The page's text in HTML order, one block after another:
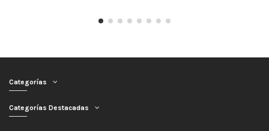
Categorías
Categorías Destacadas